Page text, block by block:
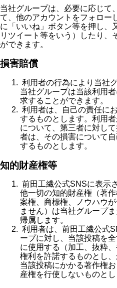
当社グループは、必要に応じて
て、他のアカウントをフォロー
に「いいね」ボタン等を押し、
リツイート等をいう）したり、
ができます。
損害賠償
利用者の行為により当社
当社グループは当該利用
求することができます。
利用者は、自己の責任に
するものとします。利用
について、第三者に対し
者は、その損害について
するものとします。
知的財産権等
前田工繊公式SNSに表示
他一切の知的財産権（著
案権、商標権、ノウハウ
ません）は当社グループ
帰属します。
利用者は、前田工繊公式
ープに対し、当該投稿を
に使用する（加工、抜粋
権利を許諾するものとし
当該投稿にかかる著作権
産権を行使しないものとし